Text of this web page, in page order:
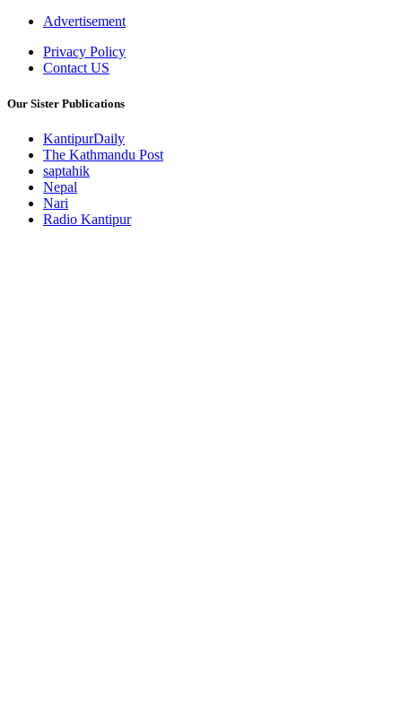
Advertisement
Privacy Policy
Contact US
Our Sister Publications
KantipurDaily
The Kathmandu Post
saptahik
Nepal
Nari
Radio Kantipur